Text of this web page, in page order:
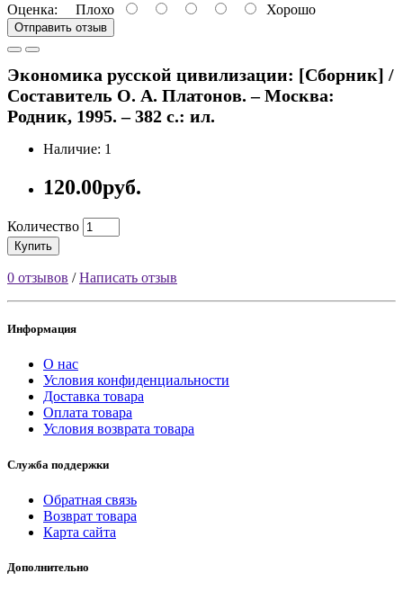
Оценка: Плохо Хорошо
Отправить отзыв
Экономика русской цивилизации: [Сборник] /
Составитель О. А. Платонов. – Москва:
Родник, 1995. – 382 с.: ил.
Наличие: 1
120.00руб.
Количество
Купить
0 отзывов /Написать отзыв
Информация
О нас
Условия конфиденциальности
Доставка товара
Оплата товара
Условия возврата товара
Служба поддержки
Обратная связь
Возврат товара
Карта сайта
Дополнительно